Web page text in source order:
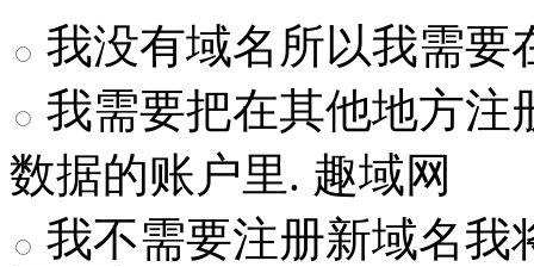
我没有域名所以我需要
我需要把在其他地方注
数据的账户里. 趣域网
我不需要注册新域名我